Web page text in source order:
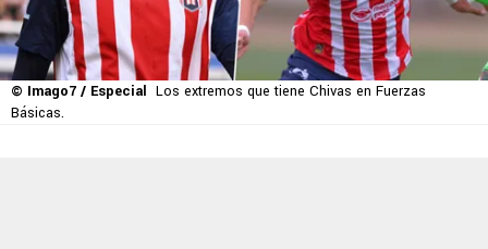
© Imago7 / Especial Los extremos que tiene Chivas en Fuerzas
Básicas.